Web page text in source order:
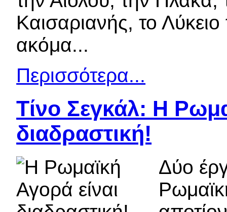
Καισαριανής, το
ακόμα...
Περισσότερα...
Τίνο Σεγκάλ: Η
διαδραστική!
Δύο